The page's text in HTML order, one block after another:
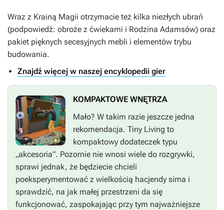
Wraz z Krainą Magii otrzymacie też kilka niezłych ubrań
(podpowiedź: obroże z ćwiekami i Rodzina Adamsów) oraz
pakiet pięknych secesyjnych mebli i elementów trybu
budowania.
Znajdź więcej w naszej encyklopedii gier
KOMPAKTOWE WNĘTRZA
Mało? W takim razie jeszcze jedna
rekomendacja. Tiny Living to
kompaktowy dodateczek typu
„akcesoria”. Pozornie nie wnosi wiele do rozgrywki,
sprawi jednak, że będziecie chcieli
poeksperymentować z wielkością hacjendy sima i
sprawdzić, na jak małej przestrzeni da się
funkcjonować, zaspokajając przy tym najważniejsze